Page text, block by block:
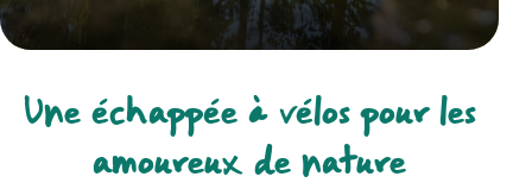
Une échappée à vélos pour les
amoureux de nature